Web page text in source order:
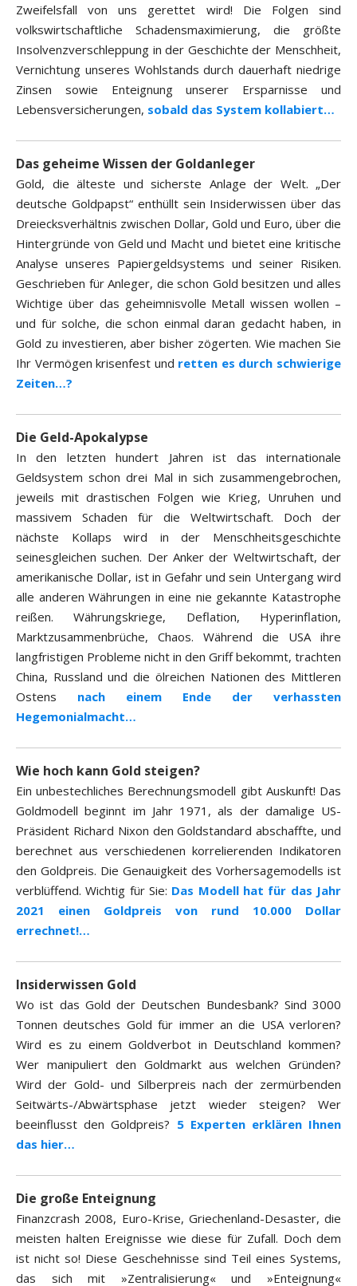
Zweifelsfall von uns gerettet wird! Die Folgen sind
volkswirtschaftliche Schadensmaximierung, die größte
Insolvenzverschleppung in der Geschichte der Menschheit,
Vernichtung unseres Wohlstands durch dauerhaft niedrige
Zinsen sowie Enteignung unserer Ersparnisse und
Lebensversicherungen, sobald das System kollabiert…
Das geheime Wissen der Goldanleger
Gold, die älteste und sicherste Anlage der Welt. „Der
deutsche Goldpapst“ enthüllt sein Insiderwissen über das
Dreiecksverhältnis zwischen Dollar, Gold und Euro, über die
Hintergründe von Geld und Macht und bietet eine kritische
Analyse unseres Papiergeldsystems und seiner Risiken.
Geschrieben für Anleger, die schon Gold besitzen und alles
Wichtige über das geheimnisvolle Metall wissen wollen –
und für solche, die schon einmal daran gedacht haben, in
Gold zu investieren, aber bisher zögerten. Wie machen Sie
Ihr Vermögen krisenfest und retten es durch schwierige
Zeiten…?
Die Geld-Apokalypse
In den letzten hundert Jahren ist das internationale
Geldsystem schon drei Mal in sich zusammengebrochen,
jeweils mit drastischen Folgen wie Krieg, Unruhen und
massivem Schaden für die Weltwirtschaft. Doch der
nächste Kollaps wird in der Menschheitsgeschichte
seinesgleichen suchen. Der Anker der Weltwirtschaft, der
amerikanische Dollar, ist in Gefahr und sein Untergang wird
alle anderen Währungen in eine nie gekannte Katastrophe
reißen. Währungskriege, Deflation, Hyperinflation,
Marktzusammenbrüche, Chaos. Während die USA ihre
langfristigen Probleme nicht in den Griff bekommt, trachten
China, Russland und die ölreichen Nationen des Mittleren
Ostens nach einem Ende der verhassten
Hegemonialmacht…
Wie hoch kann Gold steigen?
Ein unbestechliches Berechnungsmodell gibt Auskunft! Das
Goldmodell beginnt im Jahr 1971, als der damalige US-
Präsident Richard Nixon den Goldstandard abschaffte, und
berechnet aus verschiedenen korrelierenden Indikatoren
den Goldpreis. Die Genauigkeit des Vorhersagemodells ist
verblüffend. Wichtig für Sie: Das Modell hat für das Jahr
2021 einen Goldpreis von rund 10.000 Dollar
errechnet!…
Insiderwissen Gold
Wo ist das Gold der Deutschen Bundesbank? Sind 3000
Tonnen deutsches Gold für immer an die USA verloren?
Wird es zu einem Goldverbot in Deutschland kommen?
Wer manipuliert den Goldmarkt aus welchen Gründen?
Wird der Gold- und Silberpreis nach der zermürbenden
Seitwärts-/Abwärtsphase jetzt wieder steigen? Wer
beeinflusst den Goldpreis? 5 Experten erklären Ihnen
das hier…
Die große Enteignung
Finanzcrash 2008, Euro-Krise, Griechenland-Desaster, die
meisten halten Ereignisse wie diese für Zufall. Doch dem
ist nicht so! Diese Geschehnisse sind Teil eines Systems,
das sich mit »Zentralisierung« und »Enteignung«